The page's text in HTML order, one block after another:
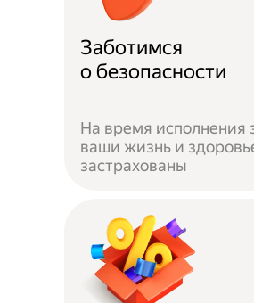
Заботимся
о безопасности
На время исполнения
ваши жизнь и
застрахованы